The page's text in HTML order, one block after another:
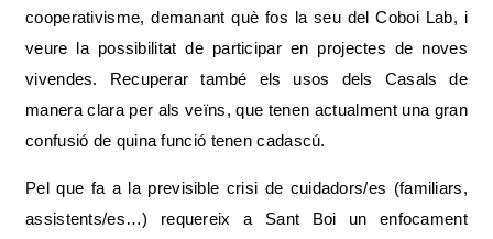
cooperativisme, demanant què fos la seu del Coboi Lab, i
veure la possibilitat de participar en projectes de noves
vivendes. Recuperar també els usos dels Casals de
manera clara per als veïns, que tenen actualment una gran
confusió de quina funció tenen cadascú.
Pel que fa a la previsible crisi de cuidadors/es (familiars,
assistents/es…) requereix a Sant Boi un enfocament